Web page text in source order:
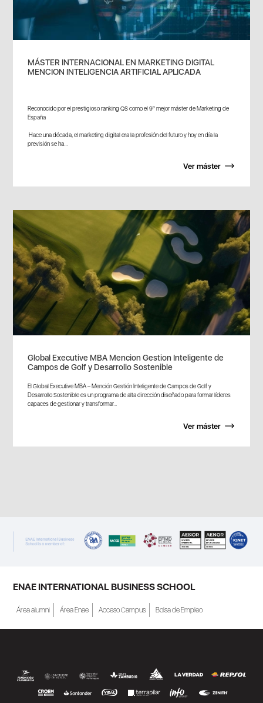
MÁSTER INTERNACIONAL EN MARKETING DIGITAL
MENCION INTELIGENCIA ARTIFICIAL APLICADA
Reconocido por el prestigioso ranking QS como el 9º mejor máster de Marketing de
España
Hace una década, el marketing digital era la profesión del futuro y hoy en día la
previsión se ha...
Ver máster
Global Executive MBA Mencion Gestion Inteligente de
Campos de Golf y Desarrollo Sostenible
El Global Executive MBA – Mención Gestión Inteligente de Campos de Golf y
Desarrollo Sostenible es un programa de alta dirección diseñado para formar líderes
capaces de gestionar y transformar...
Ver máster
ENAE INTERNATIONAL BUSINESS SCHOOL
Área alumni Área Enae Acceso Campus Bolsa de Empleo